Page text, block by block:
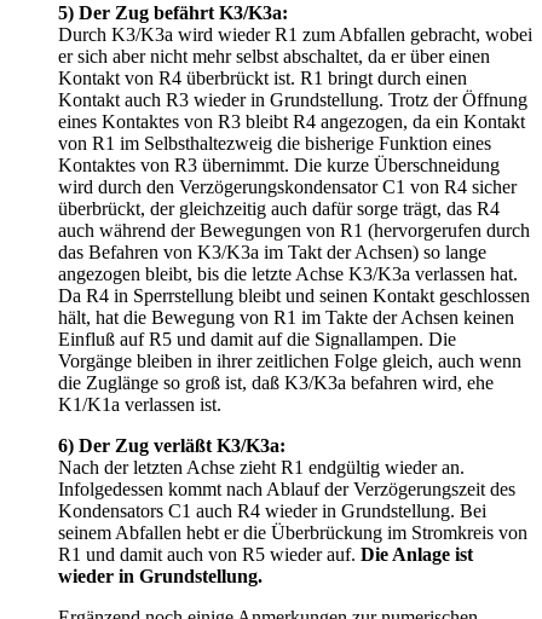
5) Der Zug befährt K3/K3a:
Durch K3/K3a wird wieder R1 zum Abfallen gebracht, wobei
er sich aber nicht mehr selbst abschaltet, da er über einen
Kontakt von R4 überbrückt ist. R1 bringt durch einen
Kontakt auch R3 wieder in Grundstellung. Trotz der Öffnung
eines Kontaktes von R3 bleibt R4 angezogen, da ein Kontakt
von R1 im Selbsthaltezweig die bisherige Funktion eines
Kontaktes von R3 übernimmt. Die kurze Überschneidung
wird durch den Verzögerungskondensator C1 von R4 sicher
überbrückt, der gleichzeitig auch dafür sorge trägt, das R4
auch während der Bewegungen von R1 (hervorgerufen durch
das Befahren von K3/K3a im Takt der Achsen) so lange
angezogen bleibt, bis die letzte Achse K3/K3a verlassen hat.
Da R4 in Sperrstellung bleibt und seinen Kontakt geschlossen
hält, hat die Bewegung von R1 im Takte der Achsen keinen
Einfluß auf R5 und damit auf die Signallampen. Die
Vorgänge bleiben in ihrer zeitlichen Folge gleich, auch wenn
die Zuglänge so groß ist, daß K3/K3a befahren wird, ehe
K1/K1a verlassen ist.
6) Der Zug verläßt K3/K3a:
Nach der letzten Achse zieht R1 endgültig wieder an.
Infolgedessen kommt nach Ablauf der Verzögerungszeit des
Kondensators C1 auch R4 wieder in Grundstellung. Bei
seinem Abfallen hebt er die Überbrückung im Stromkreis von
R1 und damit auch von R5 wieder auf. Die Anlage ist
wieder in Grundstellung.